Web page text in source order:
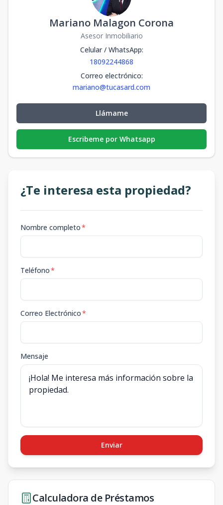
Mariano Malagon Corona
Asesor Inmobiliario
Celular / WhatsApp:
18092244868
Correo electrónico:
mariano@tucasard.com
Llámame
Escribeme por Whatsapp
¿Te interesa esta propiedad?
Nombre completo*
Teléfono*
Correo Electrónico*
Mensaje
Enviar
Calculadora de Préstamos